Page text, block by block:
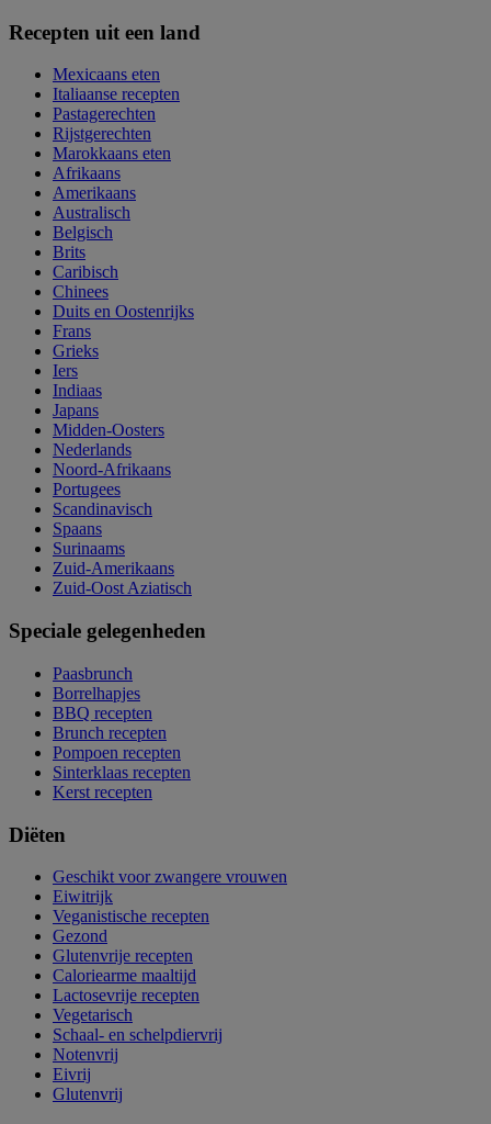
Recepten uit een land
Mexicaans eten
Italiaanse recepten
Pastagerechten
Rijstgerechten
Marokkaans eten
Afrikaans
Amerikaans
Australisch
Belgisch
Brits
Caribisch
Chinees
Duits en Oostenrijks
Frans
Grieks
Iers
Indiaas
Japans
Midden-Oosters
Nederlands
Noord-Afrikaans
Portugees
Scandinavisch
Spaans
Surinaams
Zuid-Amerikaans
Zuid-Oost Aziatisch
Speciale gelegenheden
Paasbrunch
Borrelhapjes
BBQ recepten
Brunch recepten
Pompoen recepten
Sinterklaas recepten
Kerst recepten
Diëten
Geschikt voor zwangere vrouwen
Eiwitrijk
Veganistische recepten
Gezond
Glutenvrije recepten
Caloriearme maaltijd
Lactosevrije recepten
Vegetarisch
Schaal- en schelpdiervrij
Notenvrij
Eivrij
Glutenvrij